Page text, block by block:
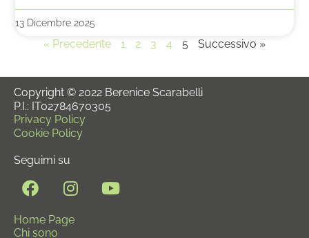
13 Dicembre 2025
« Precedente 1 2 3 4 5 Successivo »
Copyright © 2022 Berenice Scarabelli
P.I.: IT02784670305
Privacy Policy
Cookie Policy
Seguimi su
Home Page
Chi sono